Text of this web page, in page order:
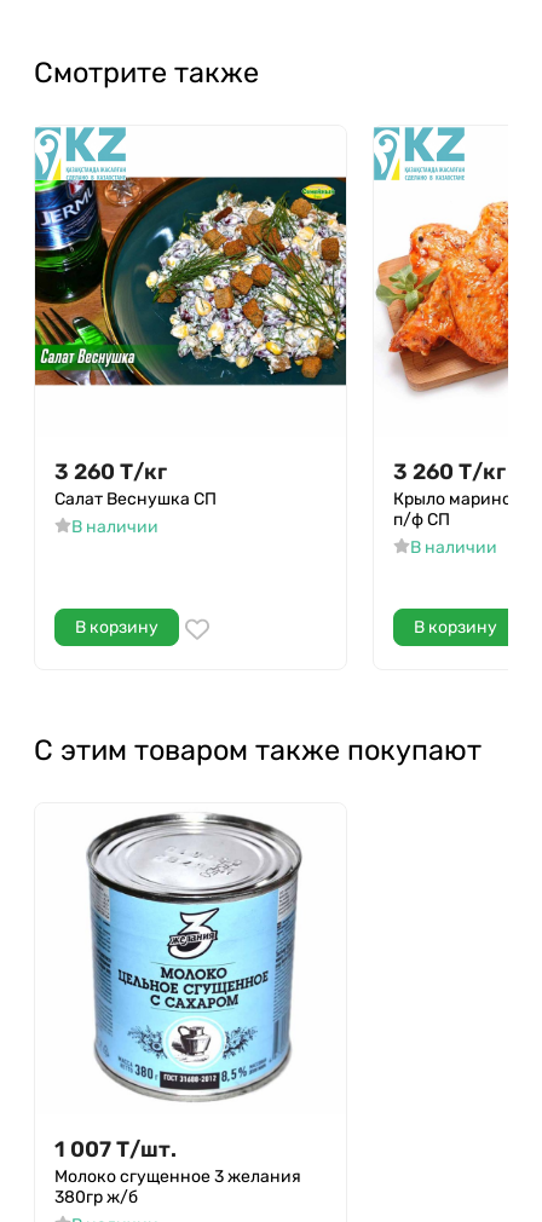
Смотрите также
3 260 Т/кг
Салат Веснушка СП
В наличии
В корзину
3 260 Т/кг
Крыло
п/ф СП
В наличии
В корзину
С этим товаром также покупают
1 007Т/шт.
Молоко сгущенное 3 желания
380гр ж/б